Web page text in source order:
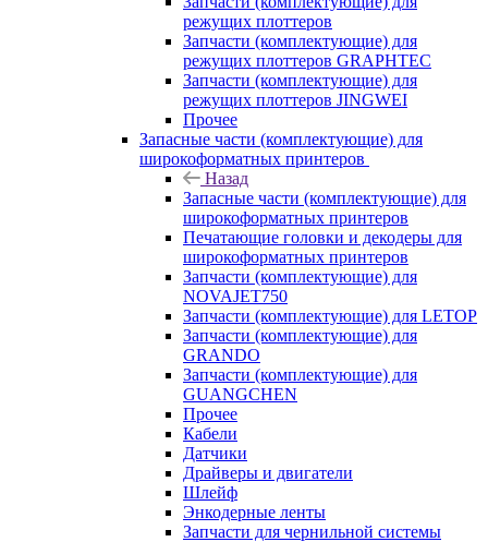
режущих плоттеров
Запчасти (комплектующие) для
режущих плоттеров GRAPHTEC
Запчасти (комплектующие) для
режущих плоттеров JINGWEI
Прочее
Запасные части (комплектующие) для
широкоформатных принтеров
Назад
Запасные части (комплектующие) для
широкоформатных принтеров
Печатающие головки и декодеры для
широкоформатных принтеров
Запчасти (комплектующие) для
NOVAJET750
Запчасти (комплектующие) для LETOP
Запчасти (комплектующие) для
GRANDO
Запчасти (комплектующие) для
GUANGCHEN
Прочее
Кабели
Датчики
Драйверы и двигатели
Шлейф
Энкодерные ленты
Запчасти для чернильной системы